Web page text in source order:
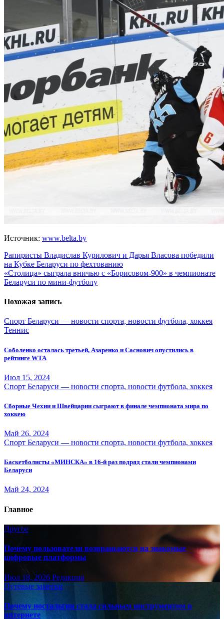
Источник: www.belta.by
Навигация
по
записям
Рапиристы Владислав Курилович и Дарья Власова победили
на Кубке Беларуси по фехтованию
«Столица» сыграла вничью с «Борисовом-900» в чемпионате
Беларуси по мини-футболу
Похожая запись
Спорт Беларуси — новости спорта, новости футбола, хоккея
Теннис
Соболенко осталась третьей, Азаренко и Саснович опустились в
рейтинге WTA
Июл 15, 2024
Спорт Беларуси — новости спорта, новости футбола, хоккея
Сборные Чехии и Швейцарии сыграют в финале чемпионата мира по
хоккею
Май 26, 2024
Спорт Беларуси — новости спорта, новости футбола, хоккея
Баскетболисты «МИНСКА» в 16-й раз подряд стали чемпионами
Беларуси
Май 24, 2024
Главное
Другое
Почему пользователи возвращаются на знакомые
цифровые платформы
Июл 18, 2026 Редакция
Путёвые заметки
Почему ностальгия стала сильным инструментом в
интернете